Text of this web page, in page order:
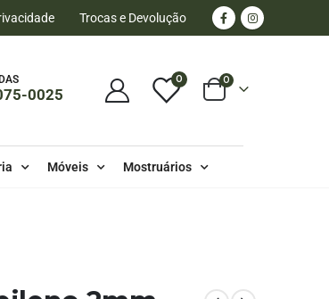
Trocas e Devolução
0025
0 0
Móveis Mostruários